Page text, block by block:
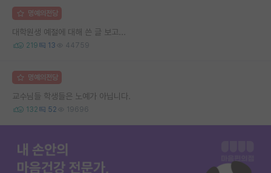
명예의전당
대학원생 예절에 대해 쓴 글 보고...
219 13 44759
명예의전당
교수님들 학생들은 노예가 아닙니다.
132 52 19696